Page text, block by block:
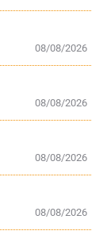
08/08/2026
08/08/2026
08/08/2026
08/08/2026